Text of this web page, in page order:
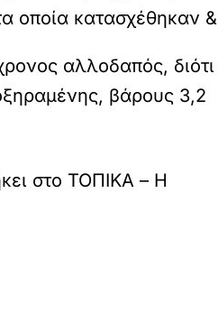
οποία κατασχέθηκαν &
αλλοδαπός, διότι
βάρους 3,2
στο ΤΟΠΙΚΑ – Η